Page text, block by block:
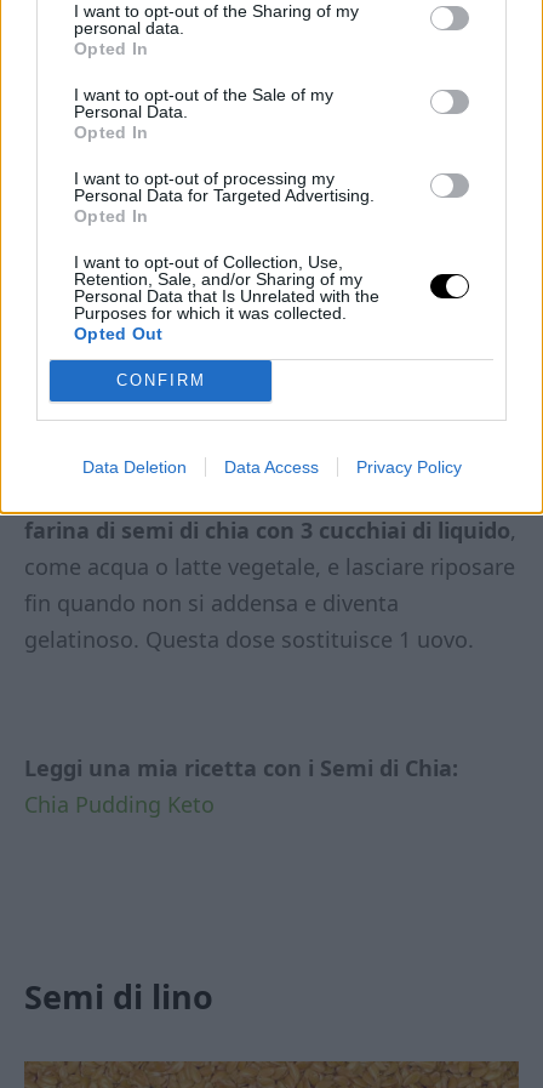
I want to opt-out of the Sharing of my
personal data.
Opted In
I want to opt-out of the Sale of my
Personal Data.
Opted In
I want to opt-out of processing my
Personal Data for Targeted Advertising.
Opted In
I want to opt-out of Collection, Use,
Retention, Sale, and/or Sharing of my
Personal Data that Is Unrelated with the
Purposes for which it was collected.
Opted Out
CONFIRM
Data Deletion Data Access Privacy Policy
rivestimento mucillaginoso attorno a loro che
conferisce una consistenza gelatinosa al liquido
in cui sono immersi.
I Semi di Chia sono più indicati nella
preparazione budini e frullati. Tendono ad
altri addensanti, per questo hanno bisogno
anche di una notte di riposo.
La quantità giornaliera consigliata è di
grammi, circa un cucchiaio da cucina. Possono
essere utilizzati al posto delle uova negli
farina di semi di chia con 3 cucchiai di liquido,
come acqua o latte vegetale, e lasciare riposare
fin quando non si addensa e diventa
gelatinoso. Questa dose sostituisce 1 uovo.
Leggi una mia ricetta con i Semi di Chia:
Chia Pudding Keto
Semi di lino